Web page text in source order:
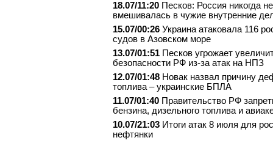
18.07/11:20 Песков: Россия никогда не
вмешивалась в чужие внутренние
15.07/00:26 Украина атаковала 116
судов в Азовском море
13.07/01:51 Песков угрожает
безопасности РФ из-за атак на НПЗ
12.07/01:48 Новак назвал причину
топлива – украинские БПЛА
11.07/01:40 Правительство РФ
бензина, дизельного топлива и
10.07/21:03 Итоги атак 8 июля для
нефтянки